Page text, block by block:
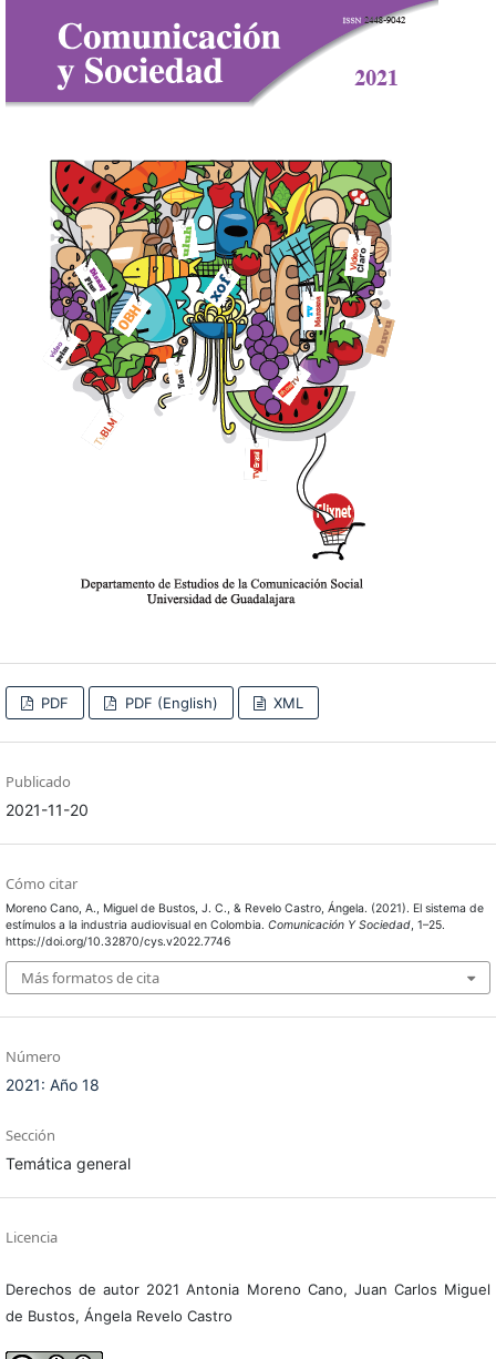
PDF PDF (English) XML
Publicado
2021-11-20
Cómo citar
Moreno Cano, A., Miguel de Bustos, J. C., & Revelo Castro, Ángela. (2021). El sistema de
estímulos a la industria audiovisual en Colombia. Comunicación Y Sociedad, 1–25.
https://doi.org/10.32870/cys.v2022.7746
Más formatos de cita
Número
2021: Año 18
Sección
Temática general
Licencia
Derechos de autor 2021 Antonia Moreno Cano, Juan Carlos Miguel
de Bustos, Ángela Revelo Castro